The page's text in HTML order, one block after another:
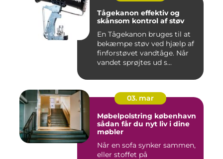
Tågekanon effektiv og
skånsom kontrol af støv
En Tågekanon bruges til at
bekæmpe støv ved hjælp af
finforstøvet vandtåge. Når
vandet sprøjtes ud s...
03. mar
Møbelpolstring københavn
sådan får du nyt liv i dine
møbler
Når en sofa synker sammen,
eller stoffet på